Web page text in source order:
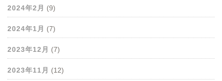
2024年2月 (9)
2024年1月 (7)
2023年12月 (7)
2023年11月 (12)